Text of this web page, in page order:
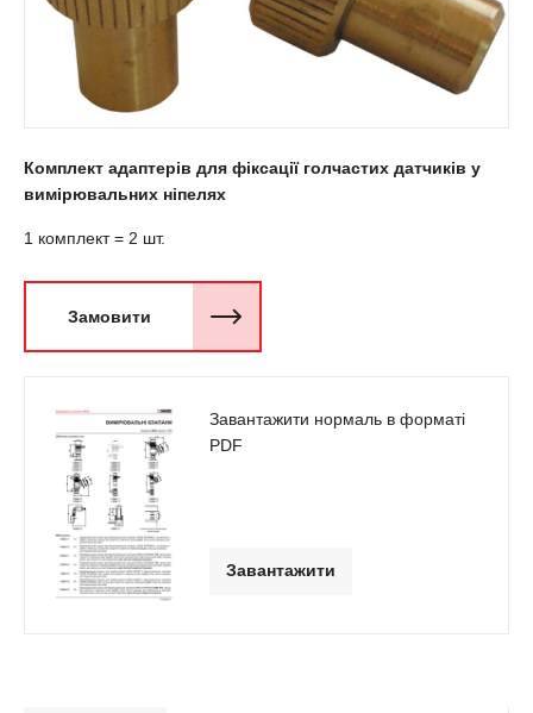
Комплект адаптерів для фіксації голчастих датчиків у
вимірювальних ніпелях
1 комплект = 2 шт.
Замовити
Завантажити нормаль в форматі
PDF
Завантажити